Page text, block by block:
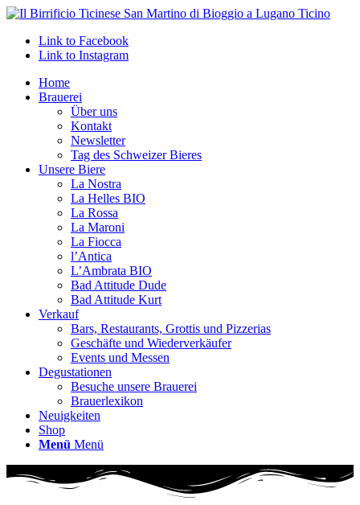
Link to Facebook
Link to Instagram
Home
Brauerei
Über uns
Kontakt
Newsletter
Tag des Schweizer Bieres
Unsere Biere
La Nostra
La Helles BIO
La Rossa
La Maroni
La Fiocca
l’Antica
L’Ambrata BIO
Bad Attitude Dude
Bad Attitude Kurt
Verkauf
Bars, Restaurants, Grottis und Pizzerias
Geschäfte und Wiederverkäufer
Events und Messen
Degustationen
Besuche unsere Brauerei
Brauerlexikon
Neuigkeiten
Shop
Menü Menü